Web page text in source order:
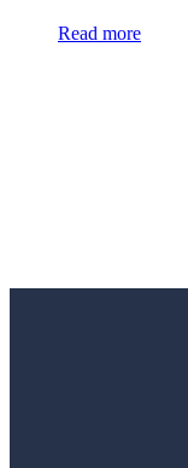
Read more